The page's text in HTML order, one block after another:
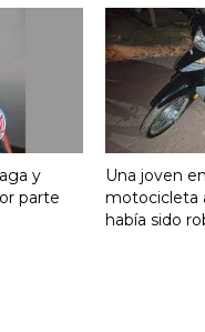
y
parte
Una joven
motocicleta
había sido